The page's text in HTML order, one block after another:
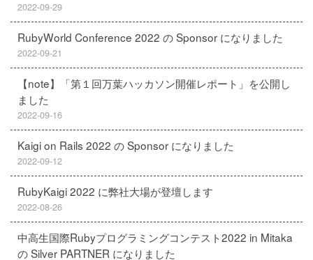
2022-09-29
RubyWorld Conference 2022 の Sponsor になりました
2022-09-21
【note】「第１回万葉ハッカソン開催レポート」を公開し
ました
2022-09-16
Kaigi on Rails 2022 の Sponsor になりました
2022-09-12
RubyKaigi 2022 に弊社大場が登壇します
2022-08-26
中高生国際Rubyプログラミングコンテスト2022 in Mitaka
の Silver PARTNER になりました